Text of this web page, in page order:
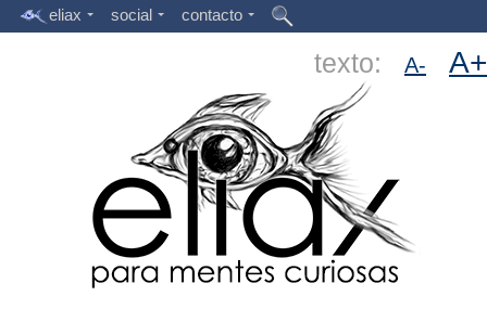
eliax social contacto
texto: A- A+